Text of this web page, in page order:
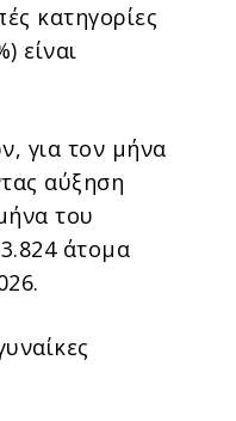
κατηγορίες
είναι
για τον μήνα
αύξηση
του
άτομα